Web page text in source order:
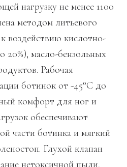
нагрузку не менее 1100
методом литьевого
воздействию кислотно-
масло-бензольных
Рабочая
ботинок от -45°С до
комфорт для ног и
обеспечивают
части ботинка и мягкий
Глухой клапан
нетоксичной пыли,